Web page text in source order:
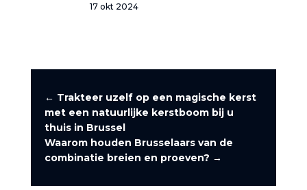
17 okt 2024
← Trakteer uzelf op een magische kerst
met een natuurlijke kerstboom bij u
thuis in Brussel
Waarom houden Brusselaars van de
combinatie breien en proeven? →